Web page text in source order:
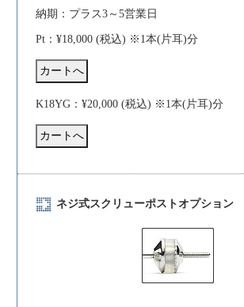
納期：プラス3～5営業日
Pt：¥18,000 (税込) ※1本(片耳)分
K18YG：¥20,000 (税込) ※1本(片耳)分
ネジ式スクリューポストオプション